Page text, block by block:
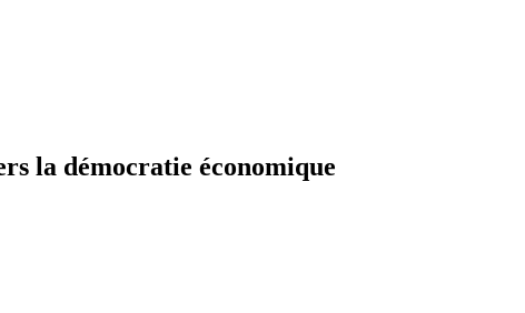
la démocratie économique